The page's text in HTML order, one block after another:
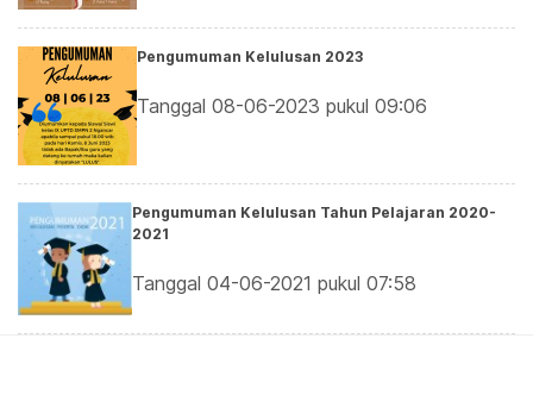
Pengumuman Kelulusan 2023
Tanggal 08-06-2023 pukul 09:06
Pengumuman Kelulusan Tahun Pelajaran 2020-
2021
Tanggal 04-06-2021 pukul 07:58